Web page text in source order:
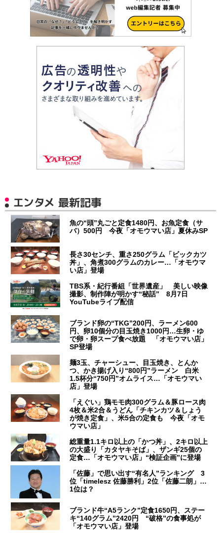
エンタメ 最新記事
魚の“頭”丸ごと定食1480円、お魚定食（サ
バ）500円 今夜「オモウマい店」夏休みSP
長さ30センチ、重さ250グラム「ビックカツ
丼」、角煮300グラムのカレー…「オモウマ
い店」登場
TBS系・紀行番組「世界遺産」 美しい映像
撮影、制作陣が明かす“秘話” 8月7日
YouTubeライブ配信
ブランド卵の“TKG”200円、ラーメン600
円、卵10個分の目玉焼き1000円…生卵・ゆ
で卵・卵スープ食べ放題 「オモウマい店」
SP登場
麺3玉、チャーシュー、目玉焼き、とんか
つ、かき揚げ入り“800円”ラーメン 白米
1.5杯分“750円”オムライス…「オモウマい
店」登場
「えぐい」鶏モモ肉300グラム＆豚ロース肉
4枚＆米2合＆うどん「チキンカツ＆しょう
が焼き定食」、米5合の定食も 今夜「オモ
ウマい店」
総重量1.1キロ以上の「かつ丼」、2キロ以上
の大盛り「カタヤキそば」、ザンギ25個の
定食…「オモウマい店」“検証企画”に登場
「佐藤」で思い出す“有名人”ランキング 3
位「timelesz 佐藤勝利」2位「佐藤二朗」…
1位は？
ブランド牛“A5ランク”定食1650円、ステー
キ“140グラム”2420円 “破格”の食事処が
「オモウマい店」登場